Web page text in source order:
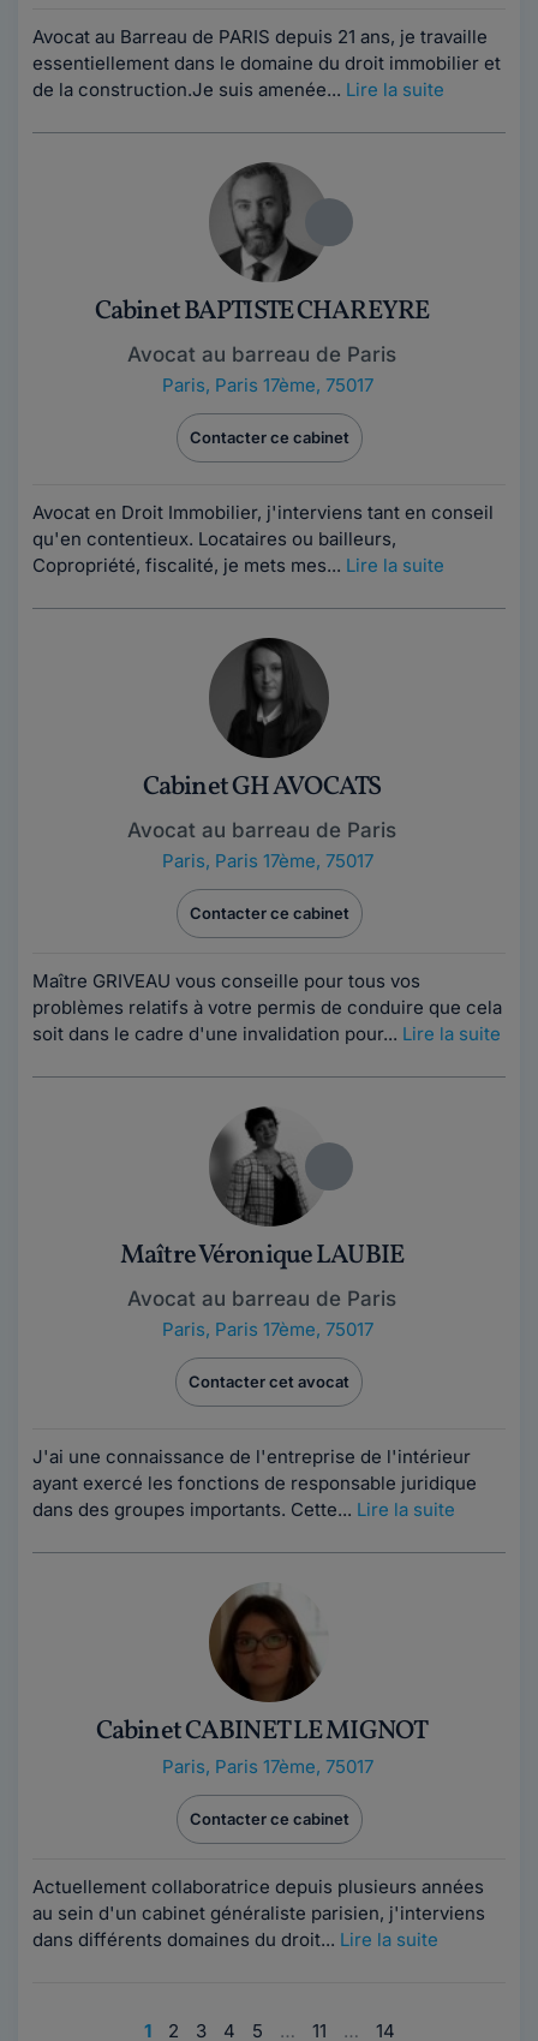
Avocat au Barreau de PARIS depuis 21 ans, je travaille
essentiellement dans le domaine du droit immobilier et
de la construction.Je suis amenée... Lire la suite
Cabinet BAPTISTE CHAREYRE
Avocat au barreau de Paris
Paris, Paris 17ème, 75017
Contacter ce cabinet
Avocat en Droit Immobilier, j'interviens tant en conseil
qu'en contentieux. Locataires ou bailleurs,
Copropriété, fiscalité, je mets mes... Lire la suite
Cabinet GH AVOCATS
Avocat au barreau de Paris
Paris, Paris 17ème, 75017
Contacter ce cabinet
Maître GRIVEAU vous conseille pour tous vos
problèmes relatifs à votre permis de conduire que cela
soit dans le cadre d'une invalidation pour... Lire la suite
Maître Véronique LAUBIE
Avocat au barreau de Paris
Paris, Paris 17ème, 75017
Contacter cet avocat
J'ai une connaissance de l'entreprise de l'intérieur
ayant exercé les fonctions de responsable juridique
dans des groupes importants. Cette... Lire la suite
Cabinet CABINET LE MIGNOT
Paris, Paris 17ème, 75017
Contacter ce cabinet
Actuellement collaboratrice depuis plusieurs années
au sein d'un cabinet généraliste parisien, j'interviens
dans différents domaines du droit... Lire la suite
1 2 3 4 5 … 11 … 14